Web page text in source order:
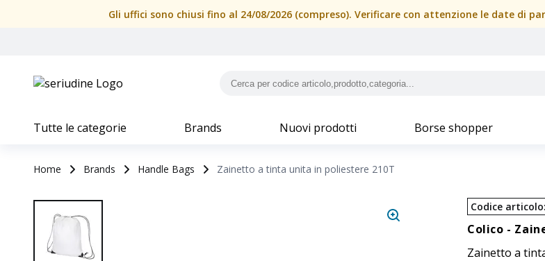
Gli uffici sono chiusi fino al 24/08/2026 (compreso). Verificare con attenzione le date di
Tutte le categorie Brands Nuovi prodotti Borse shopper
Home Brands Handle Bags Zainetto a tinta unita in poliestere 210T
Codice articolo:
Colico -
Zainetto a